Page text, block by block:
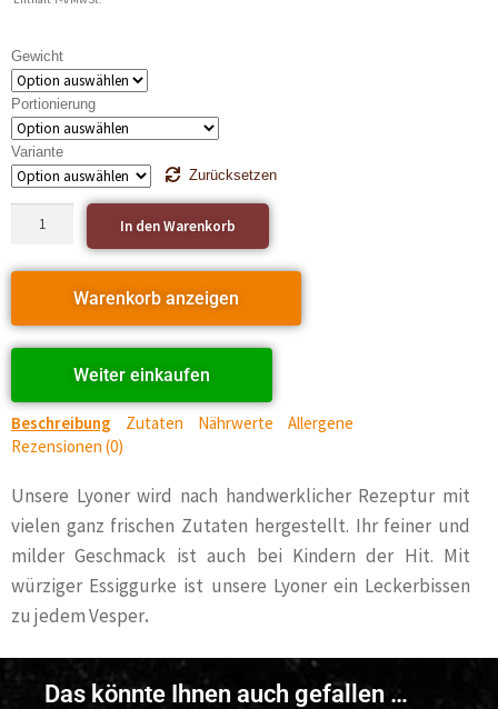
Gewicht
Portionierung
Variante
Zurücksetzen
In den Warenkorb
Warenkorb anzeigen
Weiter einkaufen
Beschreibung Zutaten Nährwerte
Allergene
Rezensionen (0)
Unsere Lyoner wird nach handwerklicher Rezeptur mit
vielen ganz frischen Zutaten hergestellt. Ihr feiner und
milder Geschmack ist auch bei Kindern der Hit. Mit
würziger Essiggurke ist unsere Lyoner ein Leckerbissen
zu jedem Vesper.
Das könnte Ihnen auch gefallen …